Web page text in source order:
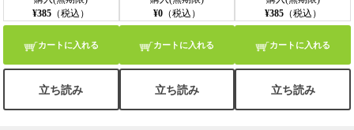
¥385 （税込）
カートに入れる
立ち読み
¥0（税込）
カートに入れる
立ち読み
¥385（税込）
カートに入れる
立ち読み